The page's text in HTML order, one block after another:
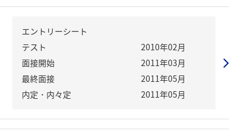
エントリーシート
テスト
2010年02月
面接開始
2011年03月
最終面接
2011年05月
内定・内々定
2011年05月